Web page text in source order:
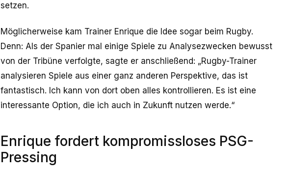
setzen.
Möglicherweise kam Trainer Enrique die Idee sogar beim Rugby.
Denn: Als der Spanier mal einige Spiele zu Analysezwecken bewusst
von der Tribüne verfolgte, sagte er anschließend: „Rugby-Trainer
analysieren Spiele aus einer ganz anderen Perspektive, das ist
fantastisch. Ich kann von dort oben alles kontrollieren. Es ist eine
interessante Option, die ich auch in Zukunft nutzen werde.“
Enrique fordert kompromissloses PSG-
Pressing